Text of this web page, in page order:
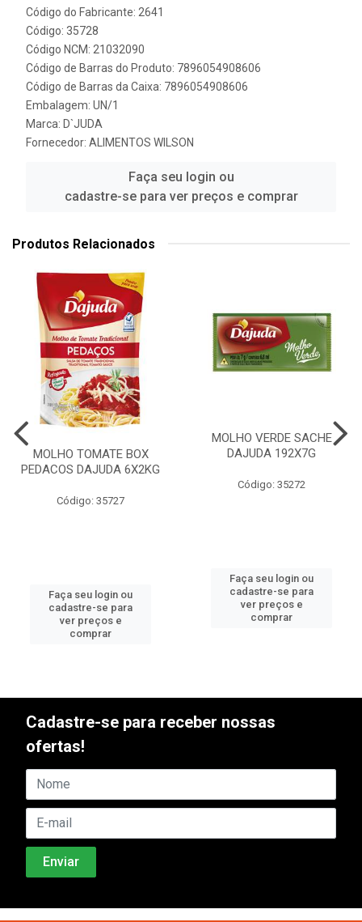
Código do Fabricante: 2641
Código: 35728
Código NCM: 21032090
Código de Barras do Produto: 7896054908606
Código de Barras da Caixa: 7896054908606
Embalagem: UN/1
Marca: D`JUDA
Fornecedor: ALIMENTOS WILSON
Faça seu login ou
cadastre-se para ver preços e comprar
Produtos Relacionados
MOLHO TOMATE BOX
PEDACOS DAJUDA 6X2KG
Código: 35727
Faça seu login ou
cadastre-se para
ver preços e
comprar
MOLHO VERDE SACHE
DAJUDA 192X7G
Código: 35272
Faça seu login ou
cadastre-se para
ver preços e
comprar
Cadastre-se para receber nossas
ofertas!